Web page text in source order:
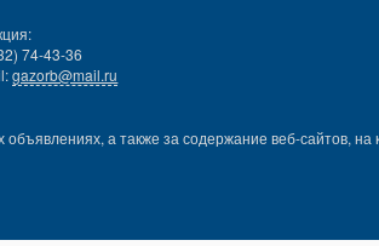
74-43-36
gazorb@mail.ru
а также за содержание веб-сайтов, на